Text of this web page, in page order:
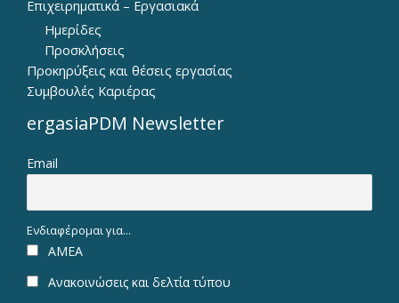
Επιχειρηματικά – Εργασιακά
Ημερίδες
Προσκλήσεις
Προκηρύξεις και θέσεις εργασίας
Συμβουλές Καριέρας
ergasiaPDM Newsletter
Email
Ενδιαφέρομαι για...
ΑΜΕΑ
Ανακοινώσεις και δελτία τύπου